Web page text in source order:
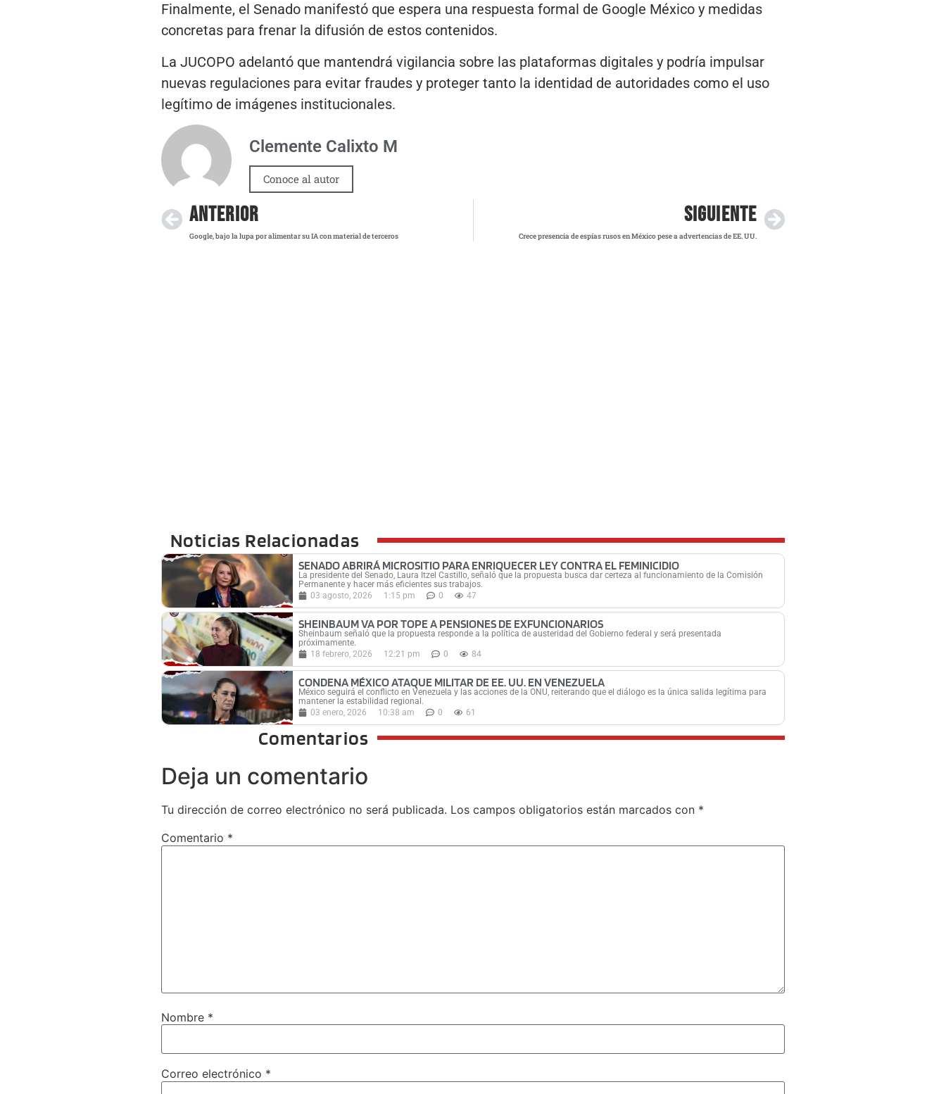
Finalmente, el Senado manifestó que espera una respuesta formal de Google México y medidas
concretas para frenar la difusión de estos contenidos.
La JUCOPO adelantó que mantendrá vigilancia sobre las plataformas digitales y podría impulsar
nuevas regulaciones para evitar fraudes y proteger tanto la identidad de autoridades como el uso
legítimo de imágenes institucionales.
Clemente Calixto M
Conoce al autor
ANTERIOR
Google, bajo la lupa por alimentar su IA con material de terceros
SIGUIENTE
Crece presencia de espías rusos en México pese a advertencias de EE. UU.
Noticias Relacionadas
SENADO ABRIRÁ MICROSITIO PARA ENRIQUECER LEY CONTRA EL FEMINICIDIO
La presidente del Senado, Laura Itzel Castillo, señaló que la propuesta busca dar certeza al funcionamiento de la Comisión
Permanente y hacer más eficientes sus trabajos.
03 agosto, 2026
1:15 pm 0 47
SHEINBAUM VA POR TOPE A PENSIONES DE EXFUNCIONARIOS
Sheinbaum señaló que la propuesta responde a la política de austeridad del Gobierno federal y será presentada
próximamente.
18 febrero, 2026
12:21 pm 0 84
CONDENA MÉXICO ATAQUE MILITAR DE EE. UU. EN VENEZUELA
México seguirá el conflicto en Venezuela y las acciones de la ONU, reiterando que el diálogo es la única salida legítima para
mantener la estabilidad regional.
03 enero, 2026
10:38 am 0 61
Comentarios
Deja un comentario
Tu dirección de correo electrónico no será publicada. Los campos obligatorios están marcados con *
Comentario *
Nombre *
Correo electrónico *